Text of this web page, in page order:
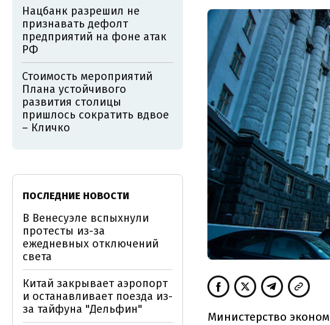
Министерство
Нацбанк разрешил не
признавать дефолт
предприятий на фоне атак
РФ
Стоимость мероприятий
Плана устойчивого
развития столицы
пришлось сократить вдвое
– Кличко
ПОСЛЕДНИЕ НОВОСТИ
В Венесуэле вспыхнули
протесты из-за
ежедневных отключений
света
Китай закрывает аэропорт
и останавливает поезда из-
за тайфуна "Дельфин"